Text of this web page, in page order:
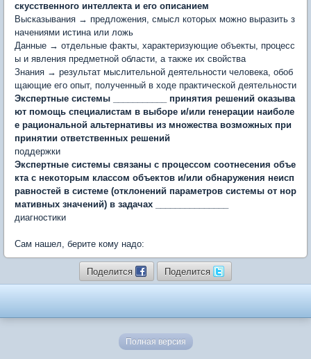
скусственного интеллекта и его описанием
Высказывания → предложения, смысл которых можно выразить з
начениями истина или ложь
Данные → отдельные факты, характеризующие объекты, процесс
ы и явления предметной области, а также их свойства
Знания → результат мыслительной деятельности человека, обоб
щающие его опыт, полученный в ходе практической деятельности
Экспертные системы ___________ принятия решений оказыва
ют помощь специалис­там в выборе и/или генерации наиболе
е рациональной альтерна­тивы из множества возможных при
принятии ответственных ре­шений
поддержки
Экспертные системы связаны с процессом соотнесения объе
кта с некоторым классом объектов и/или обнаружения неисп
равностей в системе (отклонений параметров системы от нор
мативных значений) в задачах _______________
диагностики
Сам нашел, берите кому надо:
Поделится Поделится
Полная версия